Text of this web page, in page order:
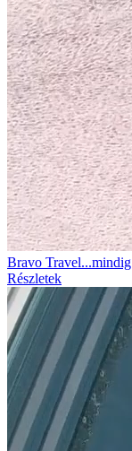
Bravo Travel...mindig
Részletek